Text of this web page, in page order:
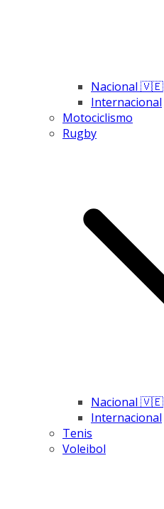
Nacional 🇻🇪
Internacional
Motociclismo
Rugby
Nacional 🇻🇪
Internacional
Tenis
Voleibol